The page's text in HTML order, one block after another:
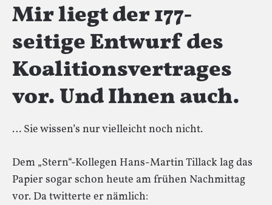
Mir liegt der 177-
seitige Entwurf des
Koalitionsvertrages
vor. Und Ihnen auch.
… Sie wissen’s nur vielleicht noch nicht.
Dem „Stern“-Kollegen Hans-Martin Tillack lag das
Papier sogar schon heute am frühen Nachmittag
vor. Da twitterte er nämlich: